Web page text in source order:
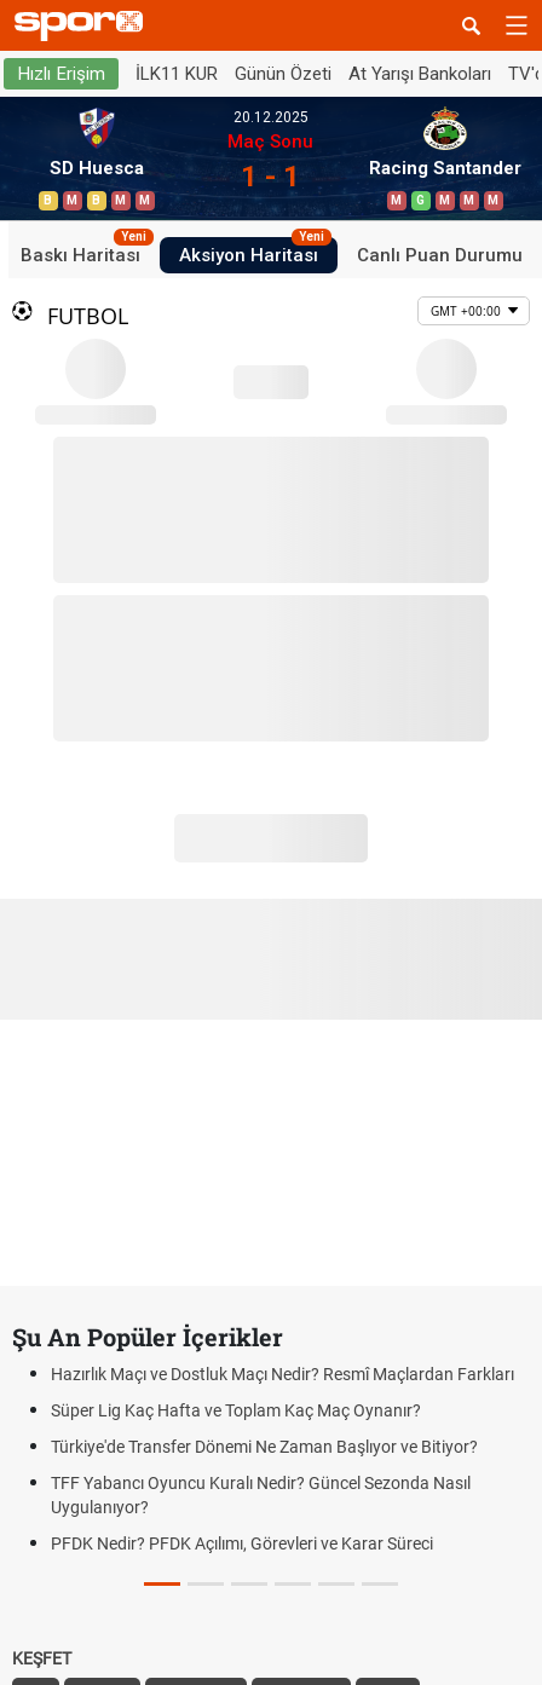
Hızlı Erişim İLK11 KUR Günün Özeti At Yarışı Bankoları
SD Huesca
B M B M M
20.12.2025
Maç Sonu
1 - 1 Racing Santander
M G M M M
Baskı Haritası
Yeni
Aksiyon Haritası
Yeni
Canlı Puan Durumu
FUTBOL GMT +00:00
Şu An Popüler İçerikler
Hazırlık Maçı ve Dostluk Maçı Nedir? Resmî Maçlardan Farkları
Süper Lig Kaç Hafta ve Toplam Kaç Maç Oynanır?
Türkiye'de Transfer Dönemi Ne Zaman Başlıyor ve Bitiyor?
TFF Yabancı Oyuncu Kuralı Nedir? Güncel Sezonda Nasıl
Uygulanıyor?
PFDK Nedir? PFDK Açılımı, Görevleri ve Karar Süreci
KEŞFET